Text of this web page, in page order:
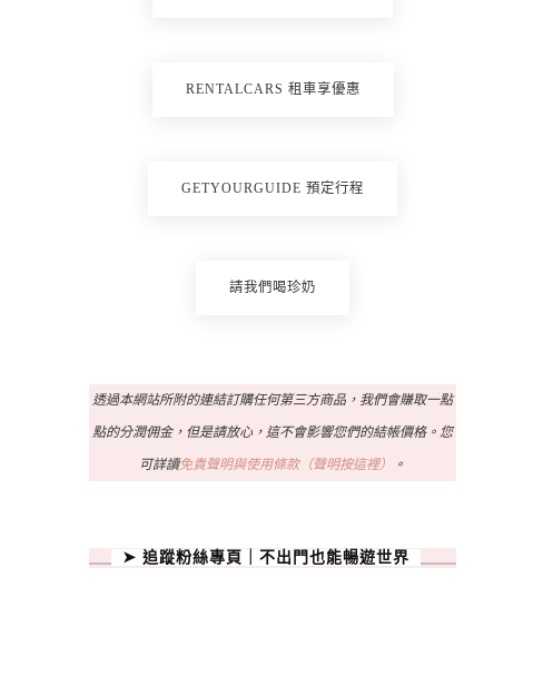
RENTALCARS 租車享優惠
GETYOURGUIDE 預定行程
請我們喝珍奶
透過本網站所附的連結訂購任何第三方商品，我們會賺取一點
點的分潤佣金，但是請放心，這不會影響您們的結帳價格。您
可詳讀免責聲明與使用條款（聲明按這裡） 。
➤ 追蹤粉絲專頁｜不出門也能暢遊世界